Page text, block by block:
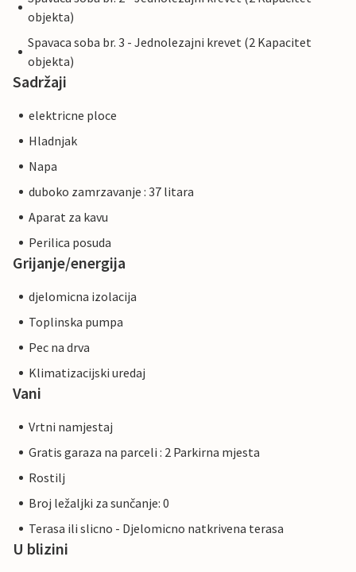
objekta)
Spavaca soba br. 3 - Jednolezajni krevet (2 Kapacitet
objekta)
Sadržaji
elektricne ploce
Hladnjak
Napa
duboko zamrzavanje : 37 litara
Aparat za kavu
Perilica posuda
Grijanje/energija
djelomicna izolacija
Toplinska pumpa
Pec na drva
Klimatizacijski uredaj
Vani
Vrtni namjestaj
Gratis garaza na parceli : 2 Parkirna mjesta
Rostilj
Broj ležaljki za sunčanje: 0
Terasa ili slicno - Djelomicno natkrivena terasa
U blizini